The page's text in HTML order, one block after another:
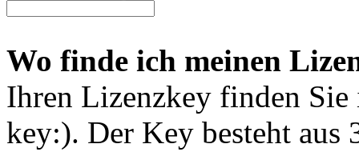
Wo finde ich meinen
Ihren Lizenzkey finden
key:). Der Key besteht aus